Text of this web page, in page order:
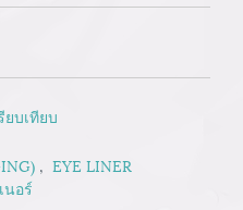
ยบเทียบ
, EYE LINER
นอร์